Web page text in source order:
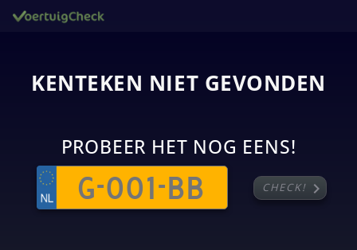
KENTEKEN NIET GEVONDEN
PROBEER HET NOG EENS!
CHECK! chevron_right